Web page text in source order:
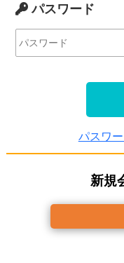
パスワード
パスワ
新規